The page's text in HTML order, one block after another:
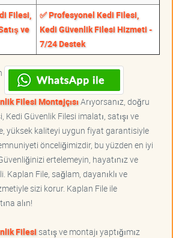
Filesi,
ve
✅ Profesyonel Kedi Filesi,
Kedi Güvenlik Filesi Hizmeti -
7/24 Destek
Filesi MontajçısıArıyorsanız, doğru
Kedi Güvenlik Filesi imalatı, satışı ve
yüksek kaliteyi uygun fiyat garantisiyle
önceliğimizdir, bu yüzden en iyi
ertelemeyin, hayatınız ve
Kaplan File, sağlam, dayanıklı ve
sizi korur. Kaplan File ile
alın!
Filesisatış ve montajı yaptığımız